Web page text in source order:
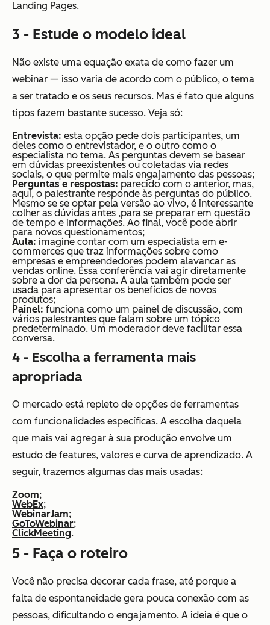
Landing Pages.
3 - Estude o modelo ideal
Não existe uma equação exata de como fazer um
webinar — isso varia de acordo com o público, o tema
a ser tratado e os seus recursos. Mas é fato que alguns
tipos fazem bastante sucesso. Veja só:
Entrevista: esta opção pede dois participantes, um
deles como o entrevistador, e o outro como o
especialista no tema. As perguntas devem se basear
em dúvidas preexistentes ou coletadas via redes
sociais, o que permite mais engajamento das pessoas;
Perguntas e respostas: parecido com o anterior, mas,
aqui, o palestrante responde às perguntas do público.
Mesmo se se optar pela versão ao vivo, é interessante
colher as dúvidas antes ,para se preparar em questão
de tempo e informações. Ao final, você pode abrir
para novos questionamentos;
Aula: imagine contar com um especialista em e-
commerces que traz informações sobre como
empresas e empreendedores podem alavancar as
vendas online. Essa conferência vai agir diretamente
sobre a dor da persona. A aula também pode ser
usada para apresentar os benefícios de novos
produtos;
Painel: funciona como um painel de discussão, com
vários palestrantes que falam sobre um tópico
predeterminado. Um moderador deve facilitar essa
conversa.
4 - Escolha a ferramenta mais
apropriada
O mercado está repleto de opções de ferramentas
com funcionalidades específicas. A escolha daquela
que mais vai agregar à sua produção envolve um
estudo de features, valores e curva de aprendizado. A
seguir, trazemos algumas das mais usadas:
Zoom;
WebEx;
WebinarJam;
GoToWebinar;
ClickMeeting.
5 - Faça o roteiro
Você não precisa decorar cada frase, até porque a
falta de espontaneidade gera pouca conexão com as
pessoas, dificultando o engajamento. A ideia é que o